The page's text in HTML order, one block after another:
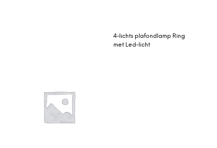
4-lichts plafondlamp Ring
met Led-licht